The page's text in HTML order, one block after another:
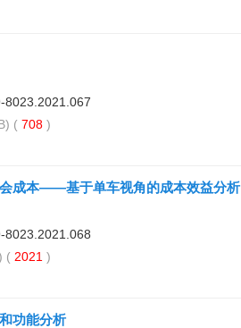
8023.2021.067
( 708 )
成本——基于单车视角的成本效益分析
8023.2021.068
( 2021 )
功能分析